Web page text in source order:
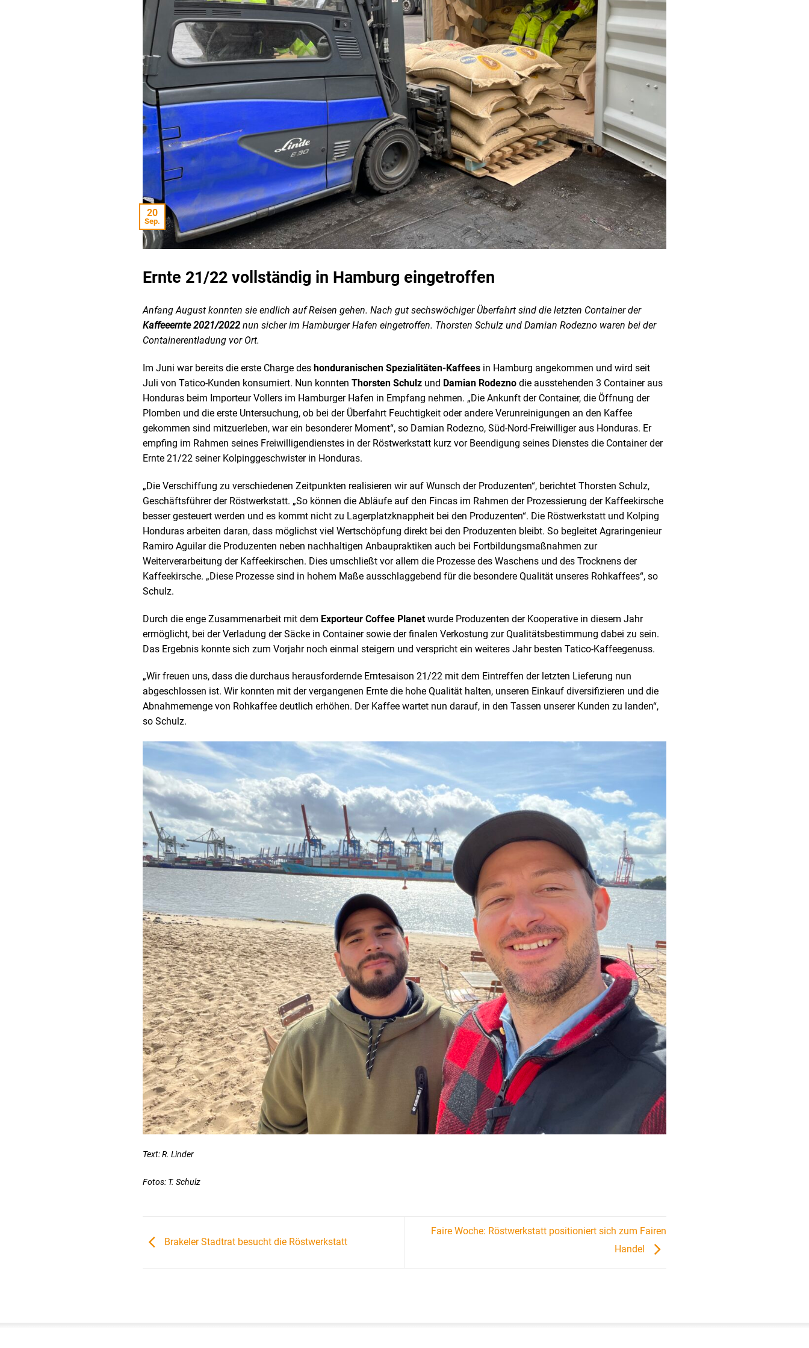
Ernte 21/22 vollständig in Hamburg eingetroffen
20
Sep.
Anfang August konnten sie endlich auf Reisen gehen. Nach gut sechswöchiger Überfahrt sind die letzten Container der
Kaffeeernte 2021/2022 nun sicher im Hamburger Hafen eingetroffen. Thorsten Schulz und Damian Rodezno waren bei der
Containerentladung vor Ort.
Im Juni war bereits die erste Charge des honduranischen Spezialitäten-Kaffees in Hamburg angekommen und wird seit
Juli von Tatico-Kunden konsumiert. Nun konnten Thorsten Schulz und Damian Rodezno die ausstehenden 3 Container aus
Honduras beim Importeur Vollers im Hamburger Hafen in Empfang nehmen. „Die Ankunft der Container, die Öffnung der
Plomben und die erste Untersuchung, ob bei der Überfahrt Feuchtigkeit oder andere Verunreinigungen an den Kaffee
gekommen sind mitzuerleben, war ein besonderer Moment“, so Damian Rodezno, Süd-Nord-Freiwilliger aus Honduras. Er
empfing im Rahmen seines Freiwilligendienstes in der Röstwerkstatt kurz vor Beendigung seines Dienstes die Container der
Ernte 21/22 seiner Kolpinggeschwister in Honduras.
„Die Verschiffung zu verschiedenen Zeitpunkten realisieren wir auf Wunsch der Produzenten“, berichtet Thorsten Schulz,
Geschäftsführer der Röstwerkstatt. „So können die Abläufe auf den Fincas im Rahmen der Prozessierung der Kaffeekirsche
besser gesteuert werden und es kommt nicht zu Lagerplatzknappheit bei den Produzenten“. Die Röstwerkstatt und Kolping
Honduras arbeiten daran, dass möglichst viel Wertschöpfung direkt bei den Produzenten bleibt. So begleitet Agraringenieur
Ramiro Aguilar die Produzenten neben nachhaltigen Anbaupraktiken auch bei Fortbildungsmaßnahmen zur
Weiterverarbeitung der Kaffeekirschen. Dies umschließt vor allem die Prozesse des Waschens und des Trocknens der
Kaffeekirsche. „Diese Prozesse sind in hohem Maße ausschlaggebend für die besondere Qualität unseres Rohkaffees“, so
Schulz.
Durch die enge Zusammenarbeit mit dem Exporteur Coffee Planetwurde Produzenten der Kooperative in diesem Jahr
ermöglicht, bei der Verladung der Säcke in Container sowie der finalen Verkostung zur Qualitätsbestimmung dabei zu sein.
Das Ergebnis konnte sich zum Vorjahr noch einmal steigern und verspricht ein weiteres Jahr besten Tatico-Kaffeegenuss.
„Wir freuen uns, dass die durchaus herausfordernde Erntesaison 21/22 mit dem Eintreffen der letzten Lieferung nun
abgeschlossen ist. Wir konnten mit der vergangenen Ernte die hohe Qualität halten, unseren Einkauf diversifizieren und die
Abnahmemenge von Rohkaffee deutlich erhöhen. Der Kaffee wartet nun darauf, in den Tassen unserer Kunden zu landen“,
so Schulz.
Text: R. Linder
Fotos: T. Schulz
Brakeler Stadtrat besucht die Röstwerkstatt
Faire Woche: Röstwerkstatt positioniert sich zum Fairen
Handel